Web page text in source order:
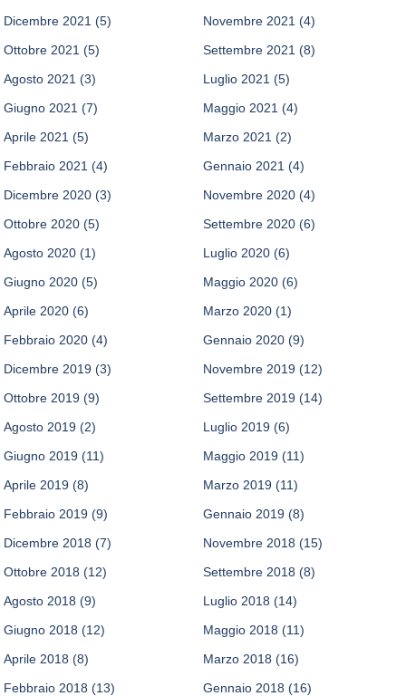
Dicembre 2021 (5) Novembre 2021 (4)
Ottobre 2021 (5) Settembre 2021 (8)
Agosto 2021 (3) Luglio 2021 (5)
Giugno 2021 (7) Maggio 2021 (4)
Aprile 2021 (5) Marzo 2021 (2)
Febbraio 2021 (4) Gennaio 2021 (4)
Dicembre 2020 (3) Novembre 2020 (4)
Ottobre 2020 (5) Settembre 2020 (6)
Agosto 2020 (1) Luglio 2020 (6)
Giugno 2020 (5) Maggio 2020 (6)
Aprile 2020 (6) Marzo 2020 (1)
Febbraio 2020 (4) Gennaio 2020 (9)
Dicembre 2019 (3) Novembre 2019 (12)
Ottobre 2019 (9) Settembre 2019 (14)
Agosto 2019 (2) Luglio 2019 (6)
Giugno 2019 (11) Maggio 2019 (11)
Aprile 2019 (8) Marzo 2019 (11)
Febbraio 2019 (9) Gennaio 2019 (8)
Dicembre 2018 (7) Novembre 2018 (15)
Ottobre 2018 (12) Settembre 2018 (8)
Agosto 2018 (9) Luglio 2018 (14)
Giugno 2018 (12) Maggio 2018 (11)
Aprile 2018 (8) Marzo 2018 (16)
Febbraio 2018 (13) Gennaio 2018 (16)